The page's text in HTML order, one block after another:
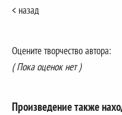
< назад
Оцените творчество автора:
( Пока оценок нет )
Произведение также